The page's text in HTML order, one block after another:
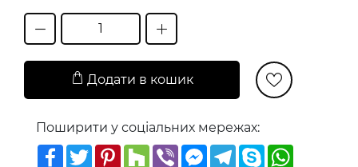
Додати в кошик
Поширити у соціальних мережах:
Facebook
TwitterPinterest
HouzzViberMessenger
Telegram
Skype